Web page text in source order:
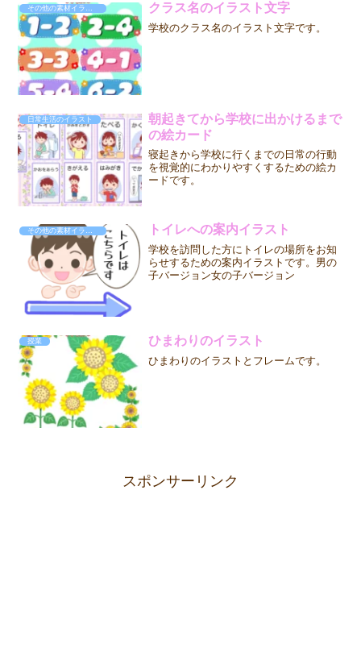
その他の素材イラスト クラス名のイラスト文字
学校のクラス名のイラスト文字です。
日常生活のイラスト
朝起きてから学校に出かけるまで
の絵カード
寝起きから学校に行くまでの日常の行動
を視覚的にわかりやすくするための絵カ
ードです。
トイレへの案内イラスト
学校を訪問した方にトイレの場所をお知
らせするための案内イラストです。男の
子バージョン女の子バージョン
授業 ひまわりのイラスト
ひまわりのイラストとフレームです。
スポンサーリンク